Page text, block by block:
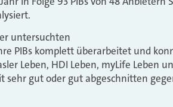
untersuchten
PIBs komplett überarbeitet und
Leben, HDI Leben, myLife Leben
sehr gut oder gut abgeschnitten